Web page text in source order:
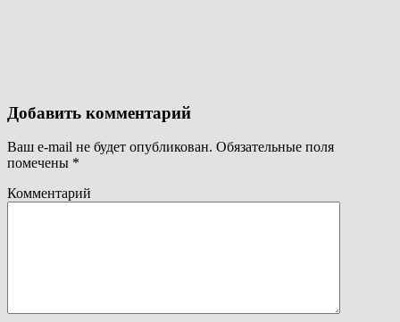
Добавить комментарий
Ваш e-mail не будет опубликован. Обязательные поля
помечены *
Комментарий